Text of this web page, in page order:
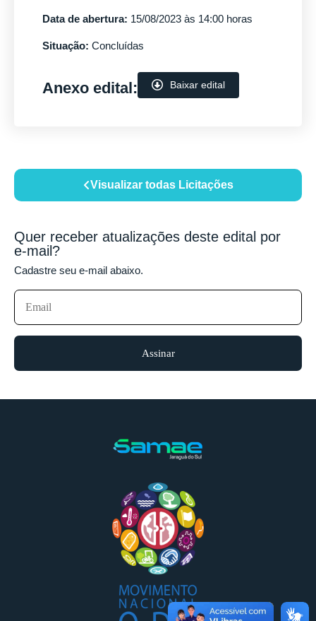
Visualizar todas Licitações
Quer receber atualizações deste edital por
e-mail?
Cadastre seu e-mail abaixo.
Assinar
Data de abertura: 15/08/2023 às 14:00 horas
Situação: Concluídas
Anexo edital: Baixar edital